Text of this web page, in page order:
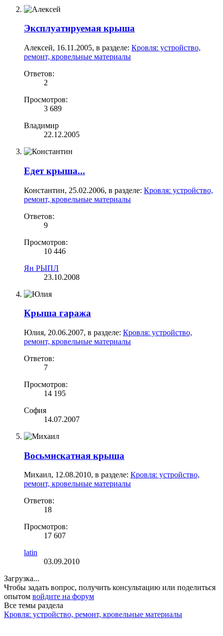
Эксплуатируемая крыша
Алексей, 16.11.2005, в разделе: Кровля: устройство,
ремонт, кровельные материалы
Ответов:
2
Просмотров:
3 689
Владимир
22.12.2005
Едет крыша...
Константин, 25.02.2006, в разделе: Кровля: устройство,
ремонт, кровельные материалы
Ответов:
9
Просмотров:
10 446
Ян РЫПЛ
23.10.2008
Крыша гаража
Юлия, 20.06.2007, в разделе: Кровля: устройство,
ремонт, кровельные материалы
Ответов:
7
Просмотров:
14 195
София
14.07.2007
Восьмискатная крыша
Михаил, 12.08.2010, в разделе: Кровля: устройство,
ремонт, кровельные материалы
Ответов:
18
Просмотров:
17 607
latin
03.09.2010
Загрузка...
Чтобы задать вопрос, получить консультацию или поделиться
опытом войдите на форум
Все темы раздела
Кровля: устройство, ремонт, кровельные материалы